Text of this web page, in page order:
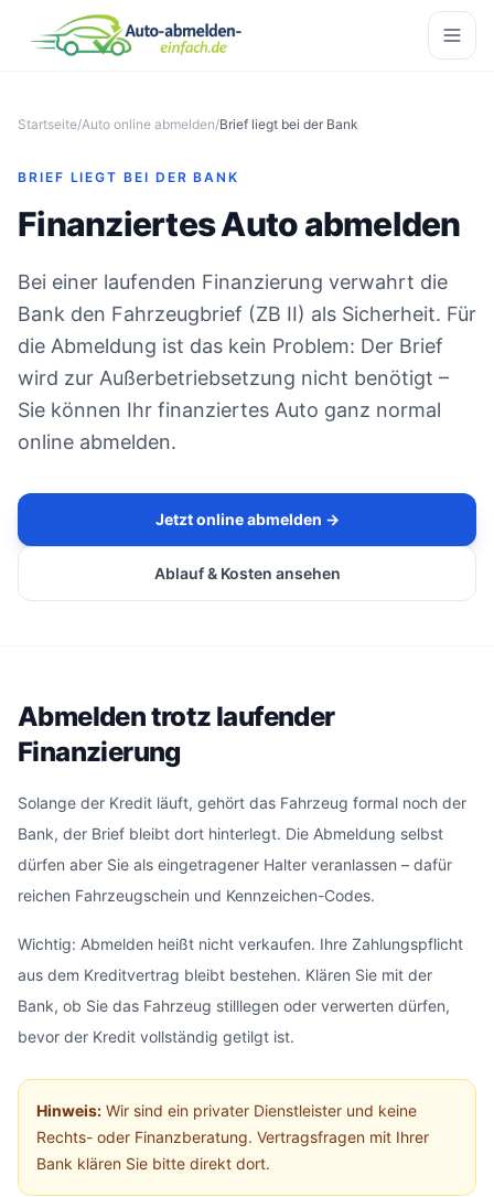
Startseite/Auto online abmelden/Brief liegt bei der Bank
BRIEF LIEGT BEI DER BANK
Finanziertes Auto abmelden
Bei einer laufenden Finanzierung verwahrt die
Bank den Fahrzeugbrief (ZB II) als Sicherheit. Für
die Abmeldung ist das kein Problem: Der Brief
wird zur Außerbetriebsetzung nicht benötigt –
Sie können Ihr finanziertes Auto ganz normal
online abmelden.
Jetzt online abmelden →
Ablauf & Kosten ansehen
Abmelden trotz laufender
Finanzierung
Solange der Kredit läuft, gehört das Fahrzeug formal noch der
Bank, der Brief bleibt dort hinterlegt. Die Abmeldung selbst
dürfen aber Sie als eingetragener Halter veranlassen – dafür
reichen Fahrzeugschein und Kennzeichen-Codes.
Wichtig: Abmelden heißt nicht verkaufen. Ihre Zahlungspflicht
aus dem Kreditvertrag bleibt bestehen. Klären Sie mit der
Bank, ob Sie das Fahrzeug stilllegen oder verwerten dürfen,
bevor der Kredit vollständig getilgt ist.
Hinweis: Wir sind ein privater Dienstleister und keine
Rechts- oder Finanzberatung. Vertragsfragen mit Ihrer
Bank klären Sie bitte direkt dort.